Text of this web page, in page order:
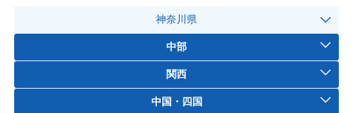
神奈川県
中部
関西
中国・四国